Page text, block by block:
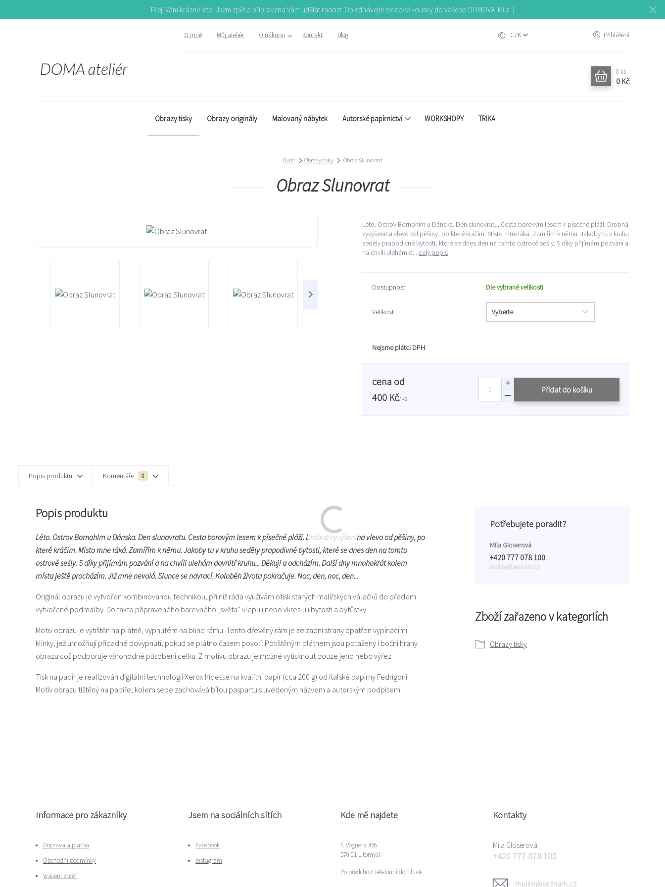
Přeji Vám krásné léto. Jsem zpět a připravena Vám udělat radost. Objednávejte srdcové kousky do vašeho DOMOVA. Míla :)
O mně Můj ateliér O nákupu Kontakt Blog CZK Přihlášení
0 ks
0 Kč
Obrazy tisky Obrazy originály Malovaný nábytek Autorské papírnictví WORKSHOPY TRIKA
Úvod Obrazy tisky Obraz Slunovrat
Obraz Slunovrat
Léto. Ostrov Bornohlm u Dánska. Den slunovratu. Cesta borovým lesem k písečné pláži. Drobná
vyvýšenina vlevo od pěšiny, po které kráčím. Místo mne láká. Zamířím k němu. Jakoby tu v kruhu
seděly prapodivné bytosti, které se dnes den na tomto ostrově sešly. S díky přijímám pozvání a
na chvíli ulehám d... celý popis
Dostupnost Dle vybrané velikosti
Velikost
Nejsme plátci DPH
cena od
400 Kč/ks
Přidat do košíku
Popis produktu Komentáře 0
Popis produktu
Léto. Ostrov Bornohlm u Dánska. Den slunovratu. Cesta borovým lesem k písečné pláži. Drobná vyvýšenina vlevo od pěšiny, po
které kráčím. Místo mne láká. Zamířím k němu. Jakoby tu v kruhu seděly prapodivné bytosti, které se dnes den na tomto
ostrově sešly. S díky přijímám pozvání a na chvíli ulehám dovnitř kruhu... Děkuji a odcházím. Další dny mnohokrát kolem
místa ještě procházím. Již mne nevolá. Slunce se navrací. Koloběh života pokračuje. Noc, den, noc, den...
Originál obrazu je vytvořen kombinovanou technikou, při níž ráda využívám otisk starých malířských válečků do předem
vytvořené podmalby. Do takto připraveného barevného „světa“ vlepuji nebo vkresluji bytosti a bytůstky.
Motiv obrazu je vytištěn na plátně, vypnutém na blind rámu. Tento dřevěný rám je ze zadní strany opatřen vypínacími
klínky, jež umožňují případné dovypnutí, pokud se plátno časem povolí. Potištěným plátnem jsou potaženy i boční hrany
obrazu což podporuje věrohodné působení celku. Z motivu obrazu je možné vytisknout pouze jeho nebo výřez.
Tisk na papír je realizován digitální technologií Xerox Iridesse na kvalitní papír (cca 200 g) od italské papírny Fedrigoni.
Motiv obrazu tištěný na papíře, kolem sebe zachovává bílou paspartu s uvedeným názvem a autorským podpisem.
Zboží zařazeno v kategoriích
Obrazy tisky
Potřebujete poradit?
Míla Gloserová
+420 777 078 100
mulim@seznam.cz
Informace pro zákazníky
Doprava a platba
Obchodní podmínky
Vrácení zboží
Jsem na sociálních sítích
Facebook
Instagram
Kde mě najdete
F. Vognera 456
570 01 Litomyšl
Po předchozí telefonní domluvě.
Kontakty
Míla Gloserová
+420 777 078 100
mulim@seznam.cz